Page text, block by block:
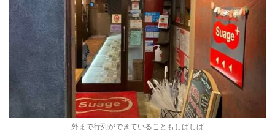
外まで行列ができていることもしばしば